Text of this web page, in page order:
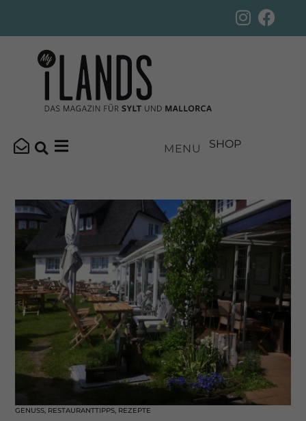
MENU SHOP
GENUSS, RESTAURANTTIPPS, REZEPTE